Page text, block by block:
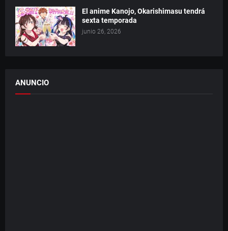
El anime Kanojo, Okarishimasu tendrá
sexta temporada
junio 26, 2026
ANUNCIO